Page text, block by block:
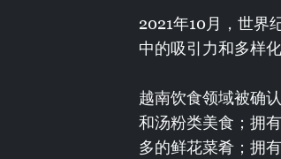
2021年10月，世界
中的吸引力和多样化
越南饮食领域被确
和汤粉类美食；拥
多的鲜花菜肴；拥